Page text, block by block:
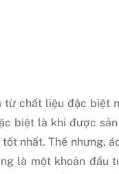
từ chất liệu đặc biệt
biệt là khi được
nhất. Thế nhưng,
là một khoản đầu